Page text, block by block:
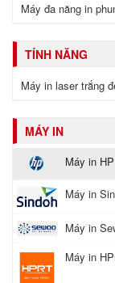
Máy đa năng in
TÍNH NĂNG
Máy in laser trắng
MÁY IN
Máy in
Máy in
Máy in
Máy in